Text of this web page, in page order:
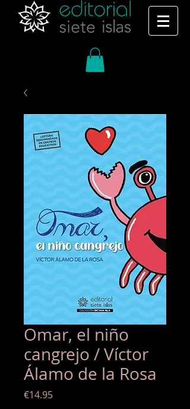
Omar, el niño
cangrejo / Víctor
Álamo de la Rosa
€14.95Precio